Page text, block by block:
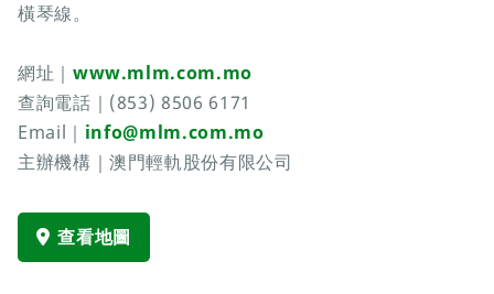
橫琴線。
網址｜ www.mlm.com.mo
查詢電話｜(853) 8506 6171
Email｜ info@mlm.com.mo
主辦機構｜澳門輕軌股份有限公司
查看地圖